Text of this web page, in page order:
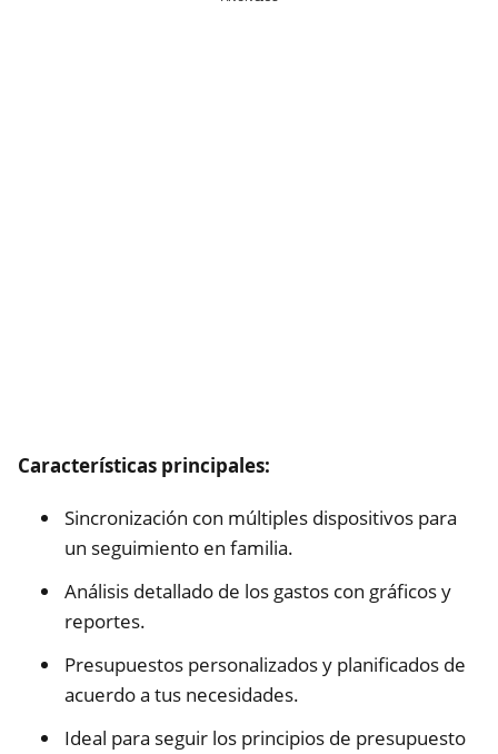
Características principales:
Sincronización con múltiples dispositivos para
un seguimiento en familia.
Análisis detallado de los gastos con gráficos y
reportes.
Presupuestos personalizados y planificados de
acuerdo a tus necesidades.
Ideal para seguir los principios de presupuesto